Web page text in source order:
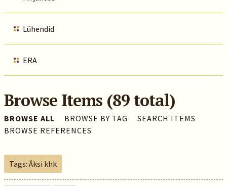
Lühendid
ERA
Browse Items (89 total)
BROWSE ALL BROWSE BY TAG
SEARCH ITEMS
BROWSE REFERENCES
Tags: Äksi khk